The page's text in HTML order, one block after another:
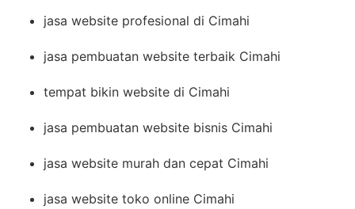
jasa website profesional di Cimahi
jasa pembuatan website terbaik Cimahi
tempat bikin website di Cimahi
jasa pembuatan website bisnis Cimahi
jasa website murah dan cepat Cimahi
jasa website toko online Cimahi